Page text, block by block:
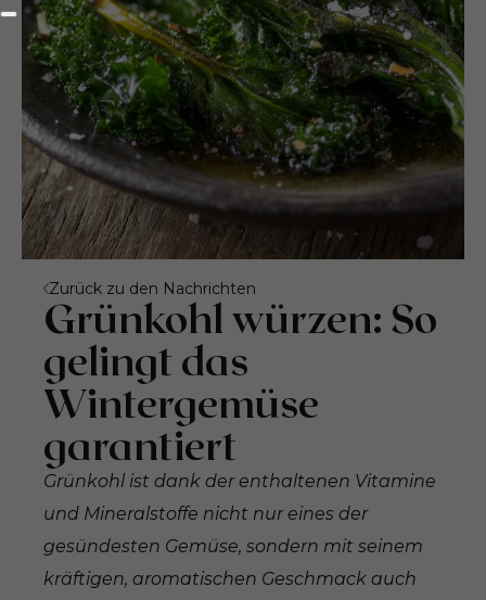
Zurück zu den Nachrichten
Grünkohl würzen: So
gelingt das
Wintergemüse
garantiert
Grünkohl ist dank der enthaltenen Vitamine
und Mineralstoffe nicht nur eines der
gesündesten Gemüse, sondern mit seinem
kräftigen, aromatischen Geschmack auch